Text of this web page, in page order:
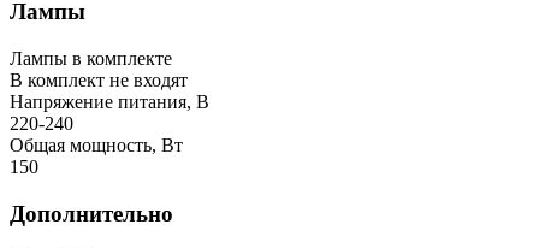
Лампы
Лампы в комплекте
В комплект не входят
Напряжение питания, В
220-240
Общая мощность, Вт
150
Дополнительно